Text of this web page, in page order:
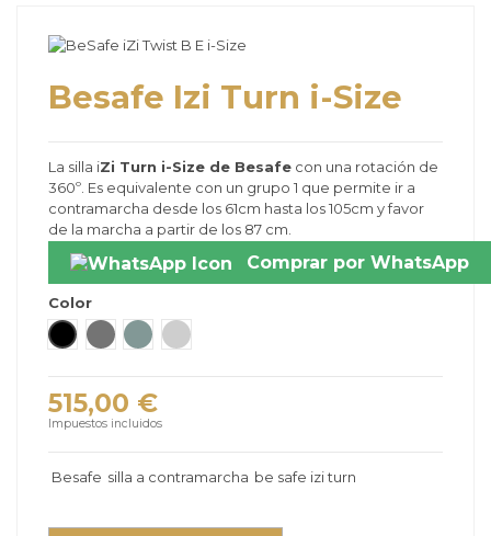
Besafe Izi Turn i-Size
La silla iZi Turn i-Size de Besafe con una rotación de
360º. Es equivalente con un grupo 1 que permite ir a
contramarcha desde los 61cm hasta los 105cm y favor
de la marcha a partir de los 87 cm.
Comprar por WhatsApp
Color
Fresh Black Cab – negro
Melànge Metallic - gris
Melànge Sea Green - verde claro
Peak Mesh - gris claro
515,00 €
Impuestos incluidos
Besafe silla a contramarcha be safe izi turn